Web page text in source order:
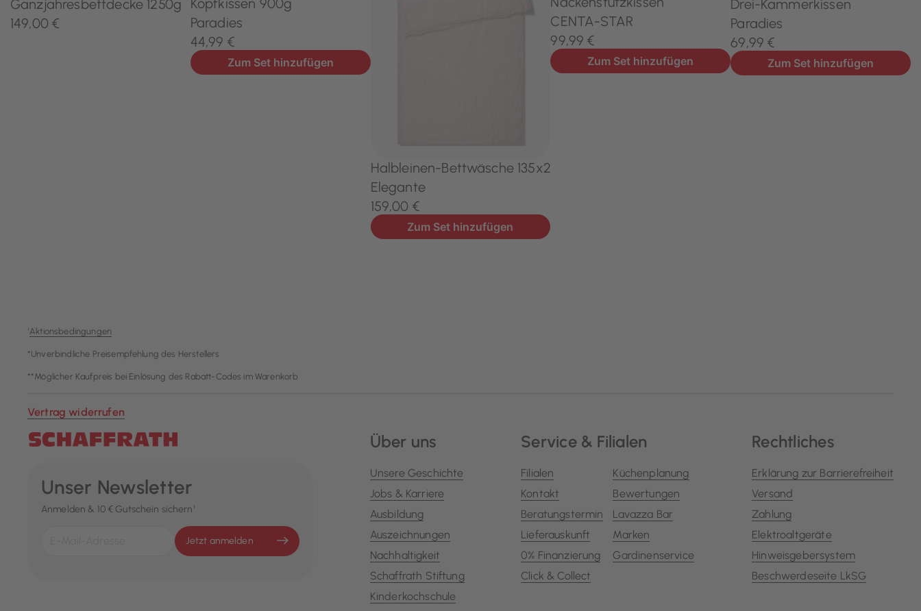
¹Aktionsbedingungen
*Unverbindliche Preisempfehlung des Herstellers
**Möglicher Kaufpreis bei Einlösung des Rabatt-Codes im Warenkorb
Vertrag widerrufen
Unser Newsletter
Anmelden & 10 € Gutschein sichern¹
Jetzt anmelden
Über uns
Unsere Geschichte
Jobs & Karriere
Ausbildung
Auszeichnungen
Nachhaltigkeit
Schaffrath Stiftung
Kinderkochschule
Service & Filialen
Filialen
Kontakt
Beratungstermin
Lieferauskunft
0% Finanzierung
Click & Collect
Küchenplanung
Bewertungen
Lavazza Bar
Marken
Gardinenservice
Rechtliches
Erklärung zur Barrierefreiheit
Versand
Zahlung
Elektroaltgeräte
Hinweisgebersystem
Beschwerdeseite LkSG